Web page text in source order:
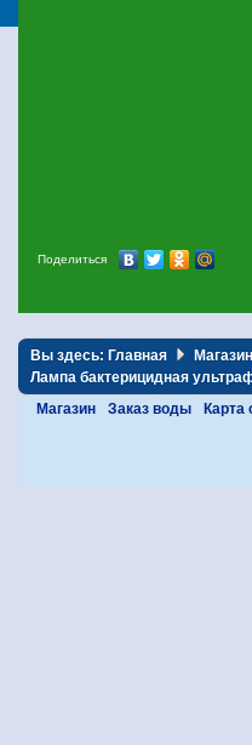
Поделиться
Вы здесь: Главная Магазин
Лампа бактерицидная
Магазин
Заказ воды Карта